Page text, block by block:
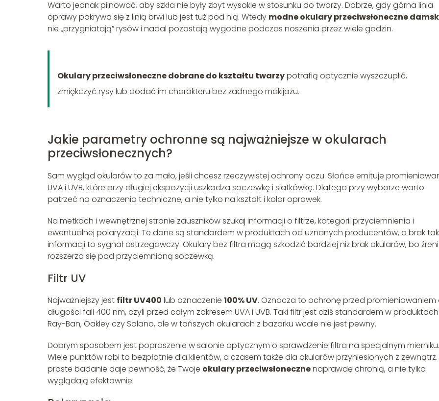
Warto jednak pilnować, aby szkła nie były zbyt wysokie w stosunku do twarzy. Dobrze, gdy górna linia
oprawy pokrywa się z linią brwi lub jest tuż pod nią. Wtedy modne okulary przeciwsłoneczne
nie „przygniatają” rysów i nadal pozostają wygodne podczas noszenia przez wiele godzin.
Okulary przeciwsłoneczne dobrane do kształtu twarzypotrafią optycznie wyszczuplić,
zmiękczyć rysy lub dodać im charakteru bez żadnego makijażu.
Jakie parametry ochronne są najważniejsze w okularach
przeciwsłonecznych?
Sam wygląd okularów to za mało, jeśli chcesz rzeczywistej ochrony oczu. Słońce emituje
UVA i UVB, które przy długiej ekspozycji uszkadza soczewkę i siatkówkę. Dlatego przy wyborze warto
patrzeć na oznaczenia techniczne, a nie tylko na kształt i kolor oprawek.
Na metkach i wewnętrznej stronie zauszników szukaj informacji o filtrze, kategorii przyciemnienia i
ewentualnej polaryzacji. Te dane są standardem w produktach od uznanych producentów, a brak
informacji to sygnał ostrzegawczy. Okulary bez filtra mogą szkodzić bardziej niż brak okularów, bo
rozszerza się pod przyciemnioną soczewką.
Filtr UV
Najważniejszy jest filtr UV400 lub oznaczenie 100% UV. Oznacza to ochronę przed promieniowaniem
długości fali 400 nm, czyli przed całym zakresem UVA i UVB. Taki filtr jest dziś standardem w produktach
Ray-Ban, Oakley czy Solano, ale w tańszych okularach z bazarku wcale nie jest pewny.
Dobrym sposobem jest poproszenie w salonie optycznym o sprawdzenie filtra na specjalnym mierniku.
Wiele punktów robi to bezpłatnie dla klientów, a czasem także dla okularów przyniesionych z zewnątrz.
proste badanie daje pewność, że Twoje okulary przeciwsłonecznenaprawdę chronią, a nie tylko
wyglądają efektownie.